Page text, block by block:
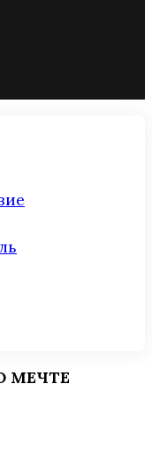
МЕЧТЕ